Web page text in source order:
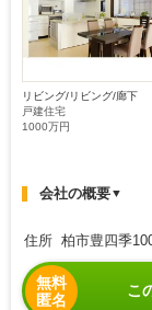
リビング/リビング/廊下
戸建住宅
1000万円
会社の概要▼
住所 柏市豊四季
無料
匿名
こ